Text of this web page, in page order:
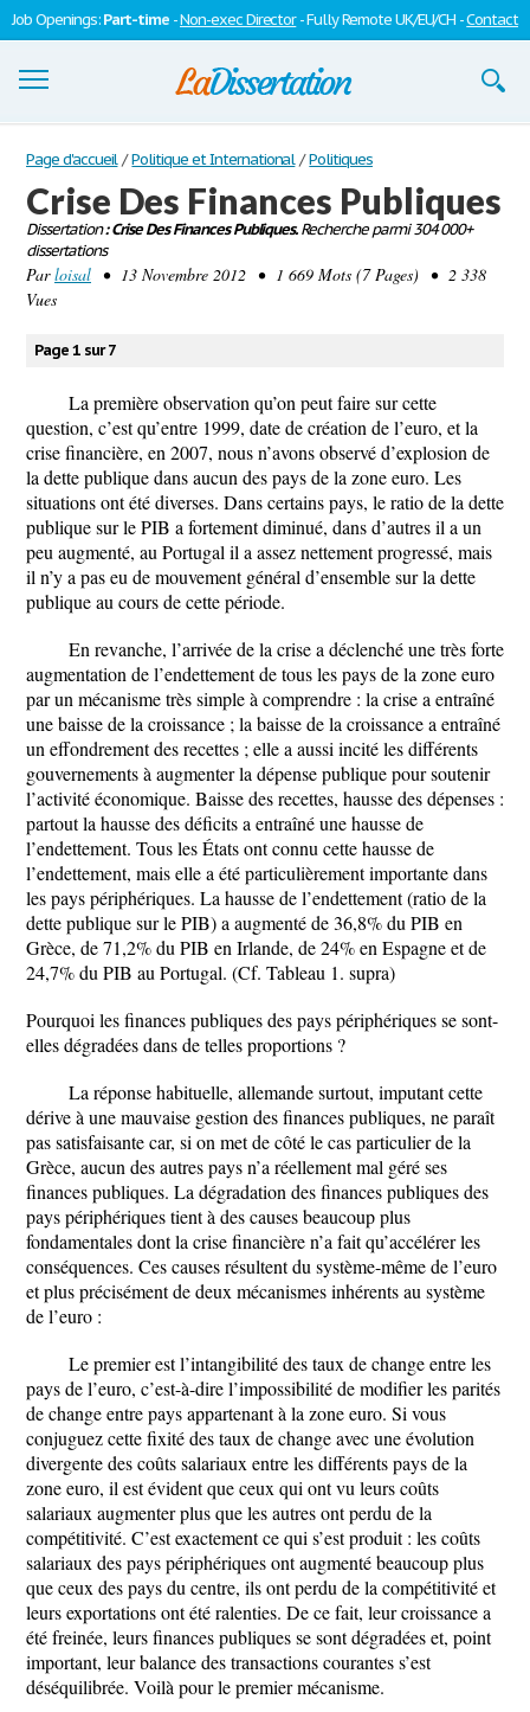
Job Openings:Part-time -Non-exec Director- Fully Remote UK/EU/CH -Contact
Dissertations
S'inscrire
Se connecter
Contactez-nous
Page d'accueil / Politique et International / Politiques
Crise Des Finances Publiques
Dissertation: Crise Des Finances Publiques.Recherche parmi 304 000+
dissertations
Parloisal • 13 Novembre 2012 • 1 669 Mots (7 Pages) • 2 338
Vues
Page 1 sur 7
La première observation qu’on peut faire sur cette
question, c’est qu’entre 1999, date de création de l’euro, et la
crise financière, en 2007, nous n’avons observé d’explosion de
la dette publique dans aucun des pays de la zone euro. Les
situations ont été diverses. Dans certains pays, le ratio de la dette
publique sur le PIB a fortement diminué, dans d’autres il a un
peu augmenté, au Portugal il a assez nettement progressé, mais
il n’y a pas eu de mouvement général d’ensemble sur la dette
publique au cours de cette période.
En revanche, l’arrivée de la crise a déclenché une très forte
augmentation de l’endettement de tous les pays de la zone euro
par un mécanisme très simple à comprendre : la crise a entraîné
une baisse de la croissance ; la baisse de la croissance a entraîné
un effondrement des recettes ; elle a aussi incité les différents
gouvernements à augmenter la dépense publique pour soutenir
l’activité économique. Baisse des recettes, hausse des dépenses :
partout la hausse des déficits a entraîné une hausse de
l’endettement. Tous les États ont connu cette hausse de
l’endettement, mais elle a été particulièrement importante dans
les pays périphériques. La hausse de l’endettement (ratio de la
dette publique sur le PIB) a augmenté de 36,8% du PIB en
Grèce, de 71,2% du PIB en Irlande, de 24% en Espagne et de
24,7% du PIB au Portugal. (Cf. Tableau 1. supra)
Pourquoi les finances publiques des pays périphériques se sont-
elles dégradées dans de telles proportions ?
La réponse habituelle, allemande surtout, imputant cette
dérive à une mauvaise gestion des finances publiques, ne paraît
pas satisfaisante car, si on met de côté le cas particulier de la
Grèce, aucun des autres pays n’a réellement mal géré ses
finances publiques. La dégradation des finances publiques des
pays périphériques tient à des causes beaucoup plus
fondamentales dont la crise financière n’a fait qu’accélérer les
conséquences. Ces causes résultent du système-même de l’euro
et plus précisément de deux mécanismes inhérents au système
de l’euro :
Le premier est l’intangibilité des taux de change entre les
pays de l’euro, c’est-à-dire l’impossibilité de modifier les parités
de change entre pays appartenant à la zone euro. Si vous
conjuguez cette fixité des taux de change avec une évolution
divergente des coûts salariaux entre les différents pays de la
zone euro, il est évident que ceux qui ont vu leurs coûts
salariaux augmenter plus que les autres ont perdu de la
compétitivité. C’est exactement ce qui s’est produit : les coûts
salariaux des pays périphériques ont augmenté beaucoup plus
que ceux des pays du centre, ils ont perdu de la compétitivité et
leurs exportations ont été ralenties. De ce fait, leur croissance a
été freinée, leurs finances publiques se sont dégradées et, point
important, leur balance des transactions courantes s’est
déséquilibrée. Voilà pour le premier mécanisme.